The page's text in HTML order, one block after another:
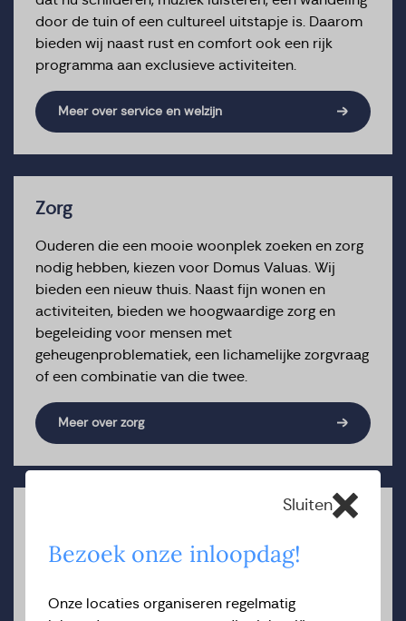
door de tuin of een cultureel uitstapje is. Daarom
bieden wij naast rust en comfort ook een rijk
programma aan exclusieve activiteiten.
Meer over service en welzijn
Zorg
Ouderen die een mooie woonplek zoeken en zorg
nodig hebben, kiezen voor Domus Valuas. Wij
bieden een nieuw thuis. Naast fijn wonen en
activiteiten, bieden we hoogwaardige zorg en
begeleiding voor mensen met
geheugenproblematiek, een lichamelijke zorgvraag
of een combinatie van die twee.
Meer over zorg
We begrijpen dat de keuze voor een woonzorg
Gelukkig hoeft u het allemaal niet alleen te doen,
Bezoek onze inloopdag!
Onze locaties organiseren regelmatig
Sluiten